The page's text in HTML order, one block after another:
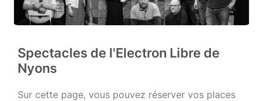
Spectacles de l'Electron Libre de
Nyons
Sur cette page, vous pouvez réserver vos places